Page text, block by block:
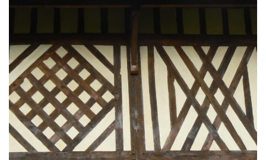
Restauration d’un colombier